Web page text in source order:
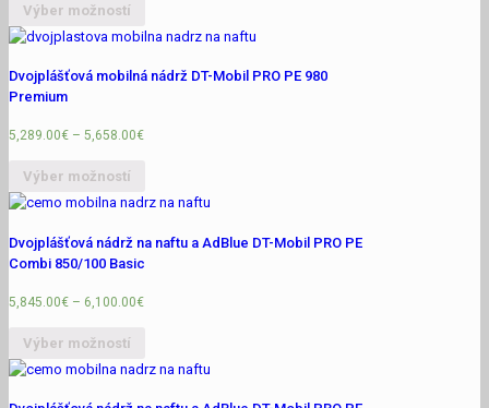
Výber možností
Dvojplášťová mobilná nádrž DT-Mobil PRO PE 980
Premium
5,289.00€ – 5,658.00€
Výber možností
Dvojplášťová nádrž na naftu a AdBlue DT-Mobil PRO PE
Combi 850/100 Basic
5,845.00€ – 6,100.00€
Výber možností